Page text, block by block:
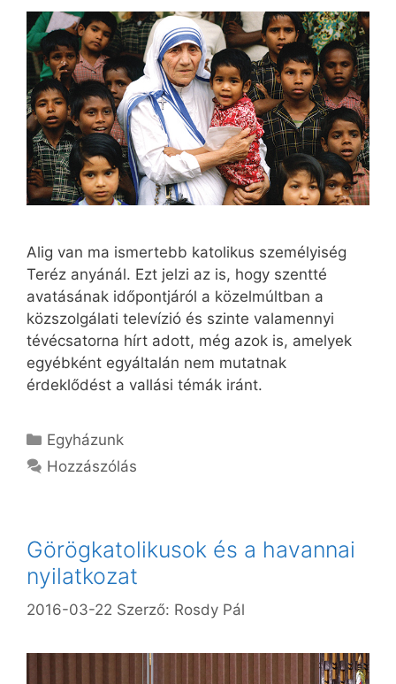
Alig van ma ismertebb katolikus személyiség
Teréz anyánál. Ezt jelzi az is, hogy szentté
avatásának időpontjáról a közelmúltban a
közszolgálati televízió és szinte valamennyi
tévécsatorna hírt adott, még azok is, amelyek
egyébként egyáltalán nem mutatnak
érdeklődést a vallási témák iránt.
Kategória
Egyházunk
Hozzászólás
Görögkatolikusok és a havannai
nyilatkozat
2016-03-22 Szerző: Rosdy Pál